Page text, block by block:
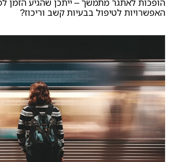
האפשרויות לטיפול בבעיות קשב וריכוז?